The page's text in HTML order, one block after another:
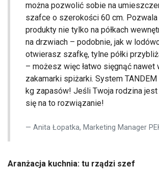
można pozwolić sobie na
szafce o szerokości 60 cm.
produkty nie tylko na półkach
na drzwiach – podobnie, jak w
otwierasz szafkę, tylne półki
– możesz więc łatwo sięgnąć nawet
zakamarki spiżarki. System
kg zapasów! Jeśli Twoja rodzina
się na to rozwiązanie!
Anita Łopatka, Marketing Manager
Aranżacja kuchnia: tu rządzi szef